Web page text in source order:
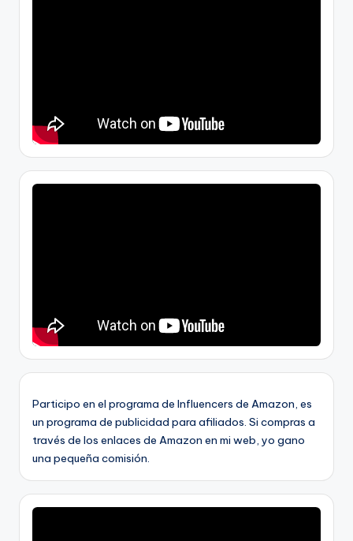
Participo en el programa de Influencers de Amazon, es
un programa de publicidad para afiliados. Si compras a
través de los enlaces de Amazon en mi web, yo gano
una pequeña comisión.